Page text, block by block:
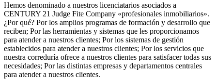
Hemos denominado a nuestros licenciatarios asociados a
CENTURY 21 Judge Fite Company «profesionales inmobiliarios».
¿Por qué? Por los amplios programas de formación y desarrollo que
reciben; Por las herramientas y sistemas que les proporcionamos
para atender a nuestros clientes; Por los sistemas de gestión
establecidos para atender a nuestros clientes; Por los servicios que
nuestra correduría ofrece a nuestros clientes para satisfacer todas sus
necesidades; Por las distintas empresas y departamentos centrales
para atender a nuestros clientes.